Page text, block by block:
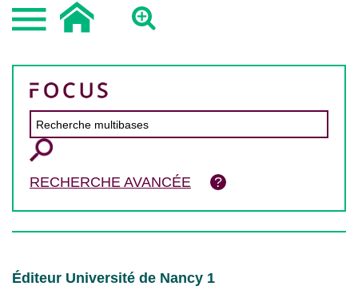
RECHERCHE AVANCÉE
Éditeur Université de Nancy 1